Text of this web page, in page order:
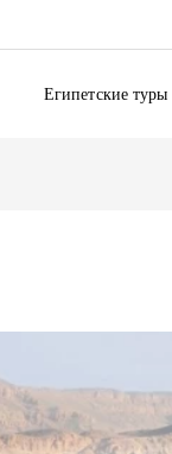
Египетские туры